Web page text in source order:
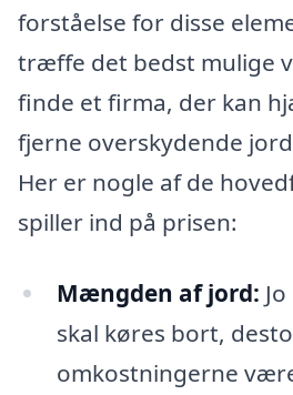
forståelse for disse
træffe det bedst mulige
finde et firma, der kan
fjerne overskydende
Her er nogle af de
spiller ind på prisen:
Mængden af jord:
skal køres bort,
omkostningerne